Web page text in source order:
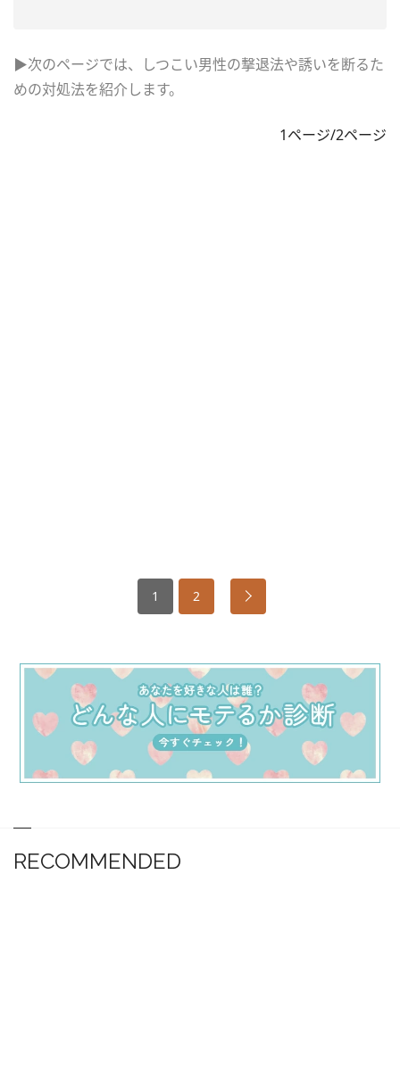
▶次のページでは、しつこい男性の撃退法や誘いを断るた
めの対処法を紹介します。
1ページ/2ページ
1 2
RECOMMENDED